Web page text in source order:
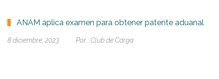
ANAM aplica examen para obtener patente aduanal
8 diciembre, 2023 Por : Club de Carga